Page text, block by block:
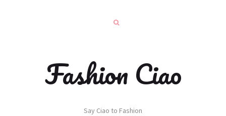
Fashion Ciao
Say Ciao to Fashion